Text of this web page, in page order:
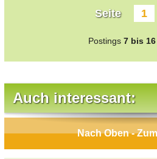
Seite 1
Postings 7 bis 16
Auch interessant:
Nach Oben -